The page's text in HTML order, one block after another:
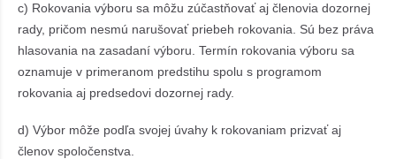
c) Rokovania výboru sa môžu zúčastňovať aj členovia dozornej
rady, pričom nesmú narušovať priebeh rokovania. Sú bez práva
hlasovania na zasadaní výboru. Termín rokovania výboru sa
oznamuje v primeranom predstihu spolu s programom
rokovania aj predsedovi dozornej rady.
d) Výbor môže podľa svojej úvahy k rokovaniam prizvať aj
členov spoločenstva.